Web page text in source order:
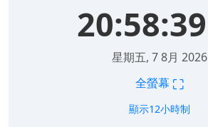
15:51:55
2026年8月8日星期六
全螢幕 ⛶
顯示12小時制